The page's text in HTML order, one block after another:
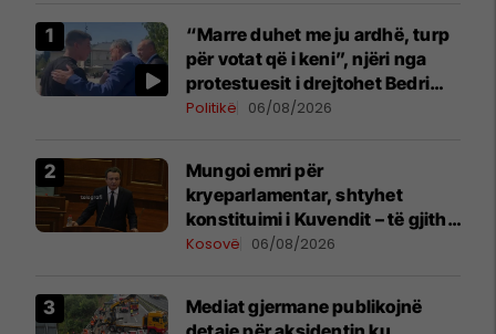
“Marre duhet me ju ardhë, turp
për votat që i keni”, njëri nga
protestuesit i drejtohet Bedri
Hamzës
Politikë 06/08/2026
Mungoi emri për
kryeparlamentar, shtyhet
konstituimi i Kuvendit – të gjitha
detajet
Kosovë 06/08/2026
Mediat gjermane publikojnë